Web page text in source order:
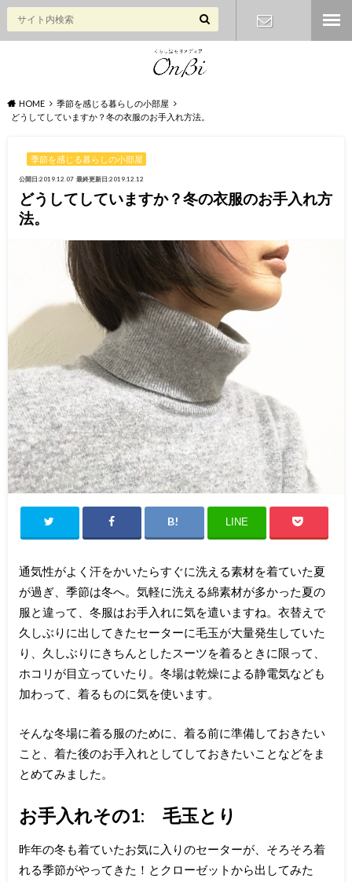
HOME
季節を感じる暮らしの小部屋
どうしてしていますか？冬の衣服のお手入れ方法。
季節を感じる暮らしの小部屋
公開日:2019.12.07 最終更新日:2019.12.12
どうしてしていますか？冬の衣服のお手入れ方
法。
LINE
通気性がよく汗をかいたらすぐに洗える素材を着ていた夏
が過ぎ、季節は冬へ。気軽に洗える綿素材が多かった夏の
服と違って、冬服はお手入れに気を遣いますね。衣替えで
久しぶりに出してきたセーターに毛玉が大量発生していた
り、久しぶりにきちんとしたスーツを着るときに限って、
ホコリが目立っていたり。冬場は乾燥による静電気なども
加わって、着るものに気を使います。
そんな冬場に着る服のために、着る前に準備しておきたい
こと、着た後のお手入れとしてしておきたいことなどをま
とめてみました。
お手入れその1: 毛玉とり
昨年の冬も着ていたお気に入りのセーターが、そろそろ着
れる季節がやってきた！とクローゼットから出してみた